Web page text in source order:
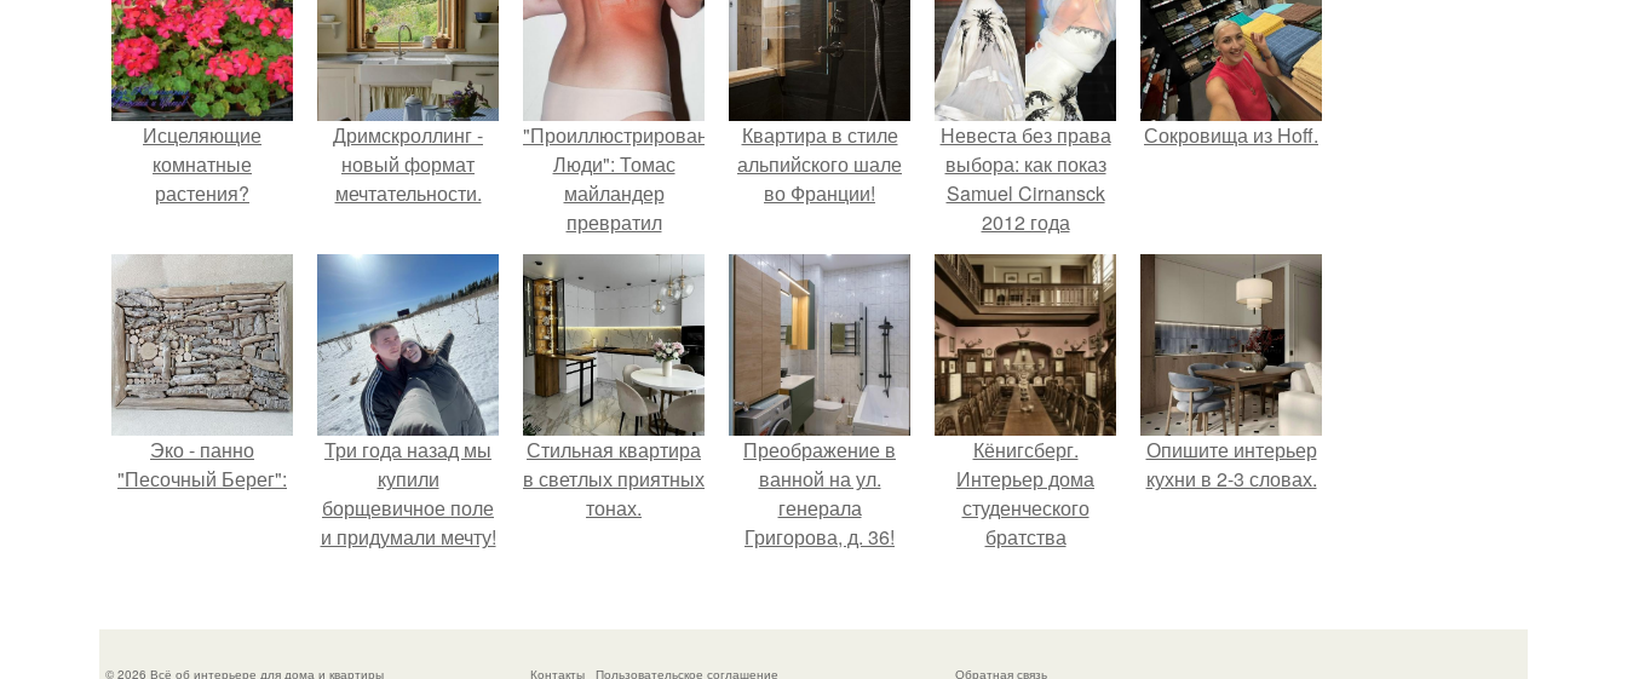
Исцеляющие
комнатные
растения?
Дримскроллинг -
новый формат
мечтательности.
"Проиллюстрированные
Люди": Томас
майландер
превратил
солнечные ожоги в
арт - объект.
Квартира в стиле
альпийского шале
во Франции!
Невеста без права
выбора: как показ
Samuel Cirnansck
2012 года
превратил подиум
в манифест против
принуждения.
Сокровища из Hoff.
Эко - панно
"Песочный Берег":
Три года назад мы
купили
борщевичное поле
и придумали мечту!
Стильная квартира
в светлых приятных
тонах.
Преображение в
ванной на ул.
генерала
Григорова, д. 36!
Кёнигсберг.
Интерьер дома
студенческого
братства
Опишите интерьер
кухни в 2-3 словах.
© 2026 Всё об интерьере для дома и квартиры Контакты Пользовательское соглашение Обратная связь